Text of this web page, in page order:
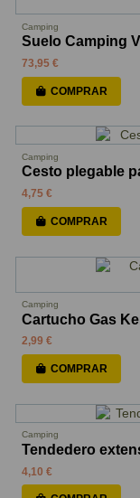
Camping
Suelo Camping
73,95 €
COMPRAR
Camping
Cesto plegable
4,75 €
COMPRAR
Camping
Cartucho Gas
2,99 €
COMPRAR
Camping
Tendedero
4,10 €